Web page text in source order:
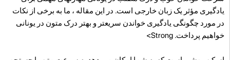
یادگیری مؤثر یک زبان خارجی است. در این مقاله ، ما به برخی از نکات
در مورد چگونگی یادگیری خواندن سریعتر و بهتر درک متون در یونانی
خواهیم پرداخت. Strong>